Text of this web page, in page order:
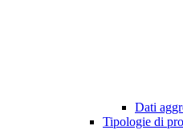
Dati
Tipologie di